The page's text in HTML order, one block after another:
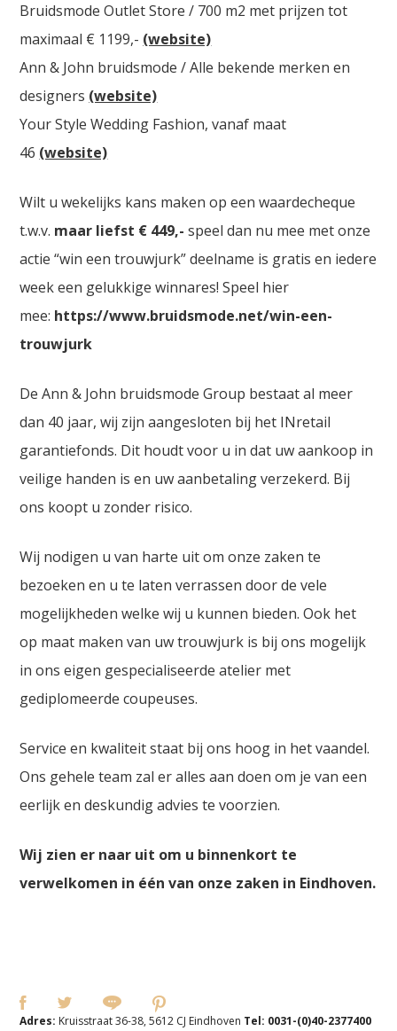
Bruidsmode Outlet Store / 700 m2 met prijzen tot
maximaal € 1199,- (website)
Ann & John bruidsmode / Alle bekende merken en
designers (website)
Your Style Wedding Fashion, vanaf maat
46 (website)
Wilt u wekelijks kans maken op een waardecheque
t.w.v. maar liefst € 449,- speel dan nu mee met onze
actie “win een trouwjurk” deelname is gratis en iedere
week een gelukkige winnares! Speel hier
mee: https://www.bruidsmode.net/win-een-
trouwjurk
De Ann & John bruidsmode Group bestaat al meer
dan 40 jaar, wij zijn aangesloten bij het INretail
garantiefonds. Dit houdt voor u in dat uw aankoop in
veilige handen is en uw aanbetaling verzekerd. Bij
ons koopt u zonder risico.
Wij nodigen u van harte uit om onze zaken te
bezoeken en u te laten verrassen door de vele
mogelijkheden welke wij u kunnen bieden. Ook het
op maat maken van uw trouwjurk is bij ons mogelijk
in ons eigen gespecialiseerde atelier met
gediplomeerde coupeuses.
Service en kwaliteit staat bij ons hoog in het vaandel.
Ons gehele team zal er alles aan doen om je van een
eerlijk en deskundig advies te voorzien.
Wij zien er naar uit om u binnenkort te
verwelkomen in één van onze zaken in Eindhoven.
Adres: Kruisstraat 36-38, 5612 CJ Eindhoven Tel: 0031-(0)40-2377400